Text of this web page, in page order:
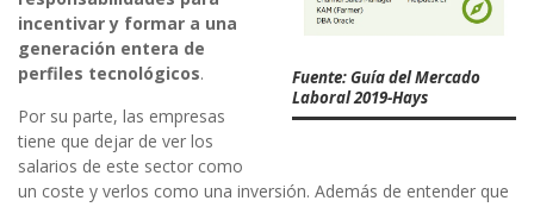
Fuente: Guía del Mercado
Laboral 2019-Hays
incentivar y formar a una
generación entera de
perfiles tecnológicos.
Por su parte, las empresas
tiene que dejar de ver los
salarios de este sector como
un coste y verlos como una inversión. Además de entender que